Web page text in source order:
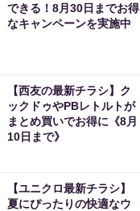
できる！8月30日までお得
なキャンペーンを実施中
【西友の最新チラシ】ク
ックドゥやPBレトルトが
まとめ買いでお得に《8月
10日まで》
【ユニクロ最新チラシ】
夏にぴったりの快適なウ